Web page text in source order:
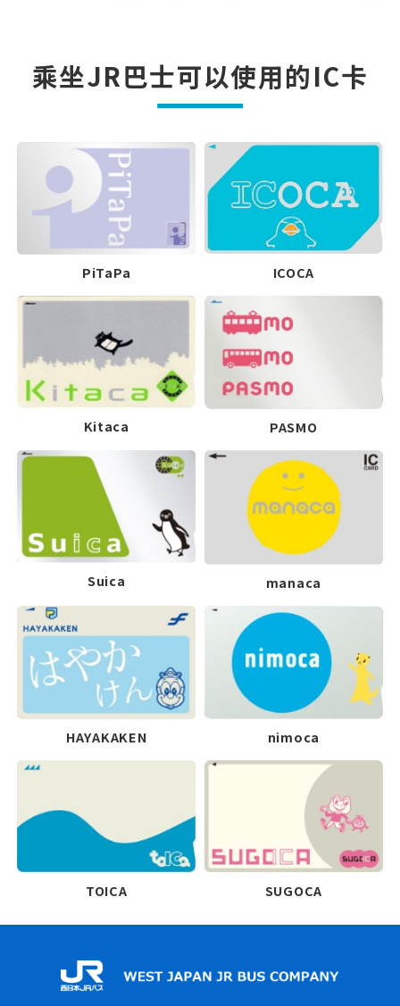
乘坐JR巴士可以使用的IC卡
PiTaPa ICOCA
Kitaca PASMO
Suica manaca
HAYAKAKEN nimoca
TOICA SUGOCA